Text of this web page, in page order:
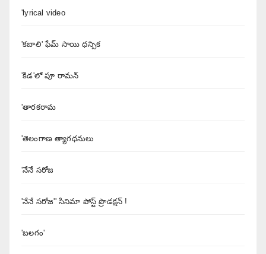
'lyrical video
'కబాలి' ఫేమ్ సాయి ధన్సిక
'కిడ'లో పూ రామన్
'తారకరామ
'తెలంగాణ త్యాగధనులు
'నేనే సరోజ
'నేనే సరోజ'' సినిమా పోస్ట్ ప్రొడక్షన్ !
'బలగం'